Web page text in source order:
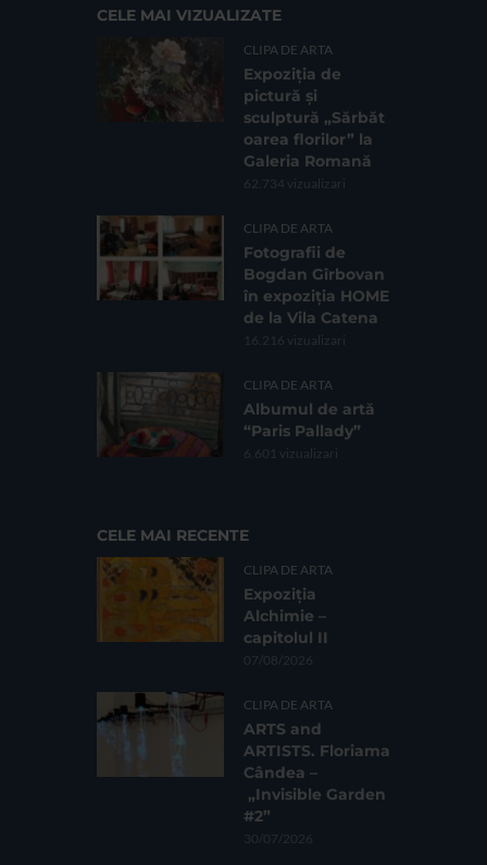
CELE MAI VIZUALIZATE
CLIPA DE ARTA
Expoziția de
pictură și
sculptură „Sărbăt
oarea florilor” la
Galeria Romană
62.734 vizualizari
CLIPA DE ARTA
Fotografii de
Bogdan Gîrbovan
în expoziția HOME
de la Vila Catena
16.216 vizualizari
CLIPA DE ARTA
Albumul de artă
“Paris Pallady”
6.601 vizualizari
CELE MAI RECENTE
CLIPA DE ARTA
Expoziția
Alchimie –
capitolul II
07/08/2026
CLIPA DE ARTA
ARTS and
ARTISTS. Floriama
Cândea –
„Invisible Garden
#2”
30/07/2026